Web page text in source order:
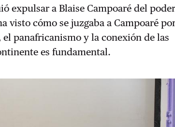
expulsar a Blaise Campoaré del poder
visto cómo se juzgaba a Campoaré
panafricanismo y la conexión de las
es fundamental.